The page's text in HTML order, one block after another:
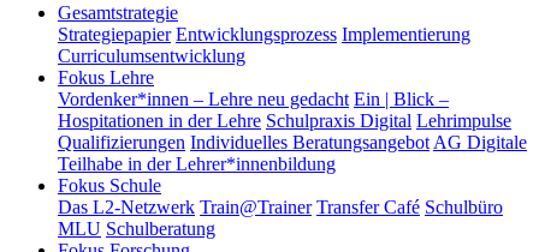
Gesamtstrategie
Strategiepapier Entwicklungsprozess Implementierung
Curriculumsentwicklung
Fokus Lehre
Vordenker*innen – Lehre neu gedacht Ein | Blick –
Hospitationen in der Lehre Schulpraxis Digital Lehrimpulse
Qualifizierungen Individuelles Beratungsangebot AG Digitale
Teilhabe in der Lehrer*innenbildung
Fokus Schule
Das L2-Netzwerk Train@Trainer Transfer Café Schulbüro
MLU Schulberatung